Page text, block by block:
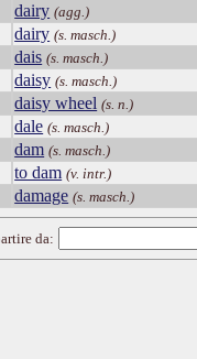
dairy (agg.)
dairy (s. masch.)
dais (s. masch.)
daisy (s. masch.)
daisy wheel (s. n.)
dale (s. masch.)
dam (s. masch.)
to dam (v. intr.)
damage (s. masch.)
da: